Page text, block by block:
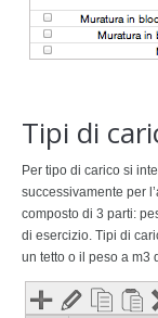
Tipi di
Per tipo di carico si
successivamente per
composto di 3 parti:
di esercizio. Tipi di
un tetto o il peso a m3